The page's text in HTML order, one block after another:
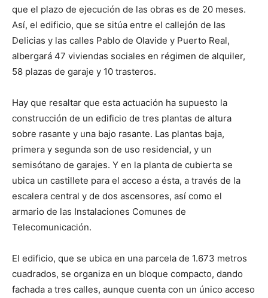
que el plazo de ejecución de las obras es de 20 meses.
Así, el edificio, que se sitúa entre el callejón de las
Delicias y las calles Pablo de Olavide y Puerto Real,
albergará 47 viviendas sociales en régimen de alquiler,
58 plazas de garaje y 10 trasteros.
Hay que resaltar que esta actuación ha supuesto la
construcción de un edificio de tres plantas de altura
sobre rasante y una bajo rasante. Las plantas baja,
primera y segunda son de uso residencial, y un
semisótano de garajes. Y en la planta de cubierta se
ubica un castillete para el acceso a ésta, a través de la
escalera central y de dos ascensores, así como el
armario de las Instalaciones Comunes de
Telecomunicación.
El edificio, que se ubica en una parcela de 1.673 metros
cuadrados, se organiza en un bloque compacto, dando
fachada a tres calles, aunque cuenta con un único acceso